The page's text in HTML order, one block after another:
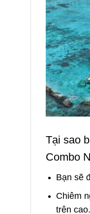
Tại sao
Combo
Bạn sẽ
Chiêm
trên cao.